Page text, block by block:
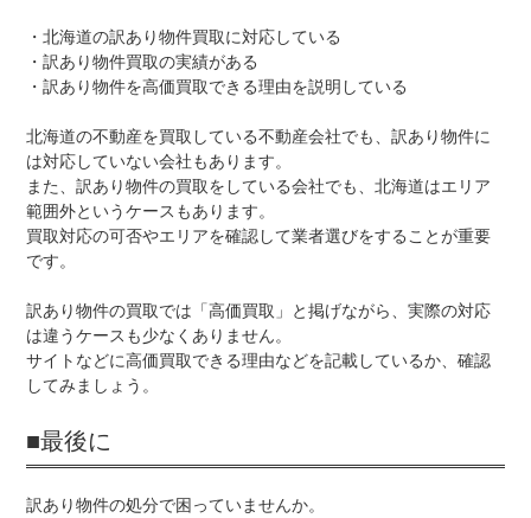
・北海道の訳あり物件買取に対応している
・訳あり物件買取の実績がある
・訳あり物件を高価買取できる理由を説明している
北海道の不動産を買取している不動産会社でも、訳あり物件に
は対応していない会社もあります。
また、訳あり物件の買取をしている会社でも、北海道はエリア
範囲外というケースもあります。
買取対応の可否やエリアを確認して業者選びをすることが重要
です。
訳あり物件の買取では「高価買取」と掲げながら、実際の対応
は違うケースも少なくありません。
サイトなどに高価買取できる理由などを記載しているか、確認
してみましょう。
■最後に
訳あり物件の処分で困っていませんか。